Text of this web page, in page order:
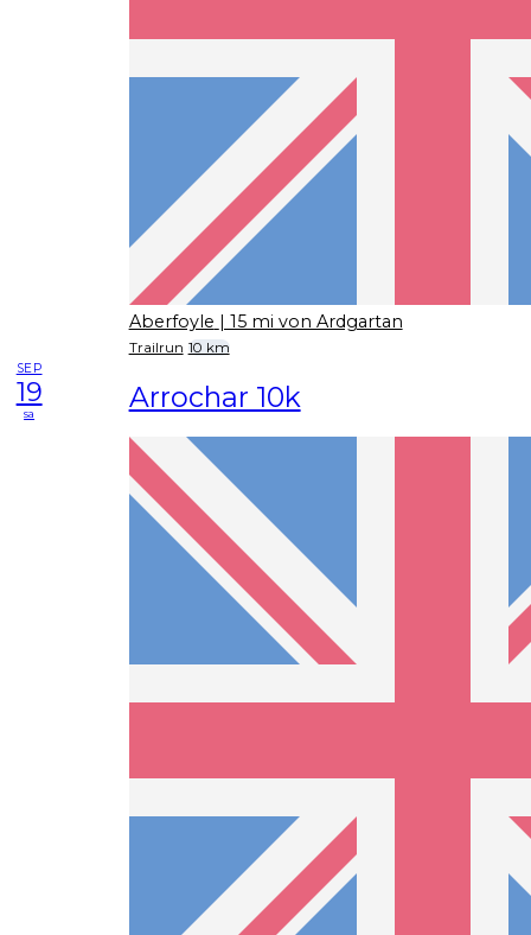
Aberfoyle | 15 mi von Ardgartan
Trailrun 10 km
SEP
19
sa Arrochar 10k